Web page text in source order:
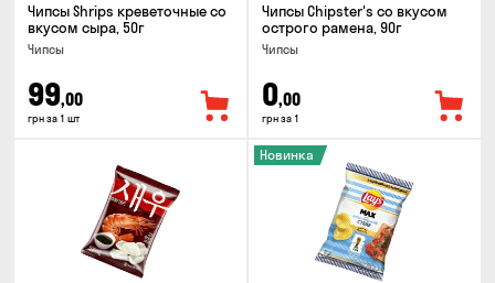
Чипсы Shrips креветочные со
вкусом сыра, 50г
Чипсы
99,00
грн за 1 шт
Чипсы Chipster's со вкусом
острого рамена, 90г
Чипсы
0,00
грн за 1
Новинка